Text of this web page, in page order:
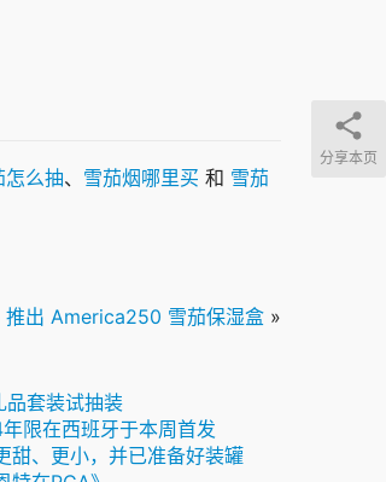
怎么抽、 雪茄烟哪里买 和 雪茄
出 America250 雪茄保湿盒 »
品套装试抽装
限在西班牙于本周首发
甜、更小，并已准备好装罐
分享本页